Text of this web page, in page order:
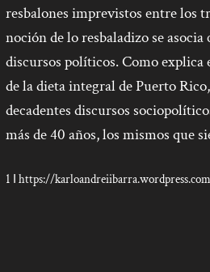
resbalones imprevistos entre los
noción de lo resbaladizo se
discursos políticos. Como explica
de la dieta integral de Puerto
decadentes discursos
más de 40 años, los mismos que
1 https://